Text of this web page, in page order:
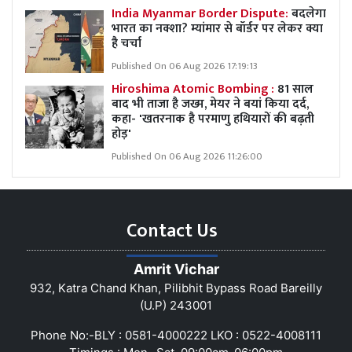
India Myanmar Border Dispute:बदलेगा
भारत का नक्शा? म्यांमार से बॉर्डर पर लेकर क्या
है चर्चा
Published On 06 Aug 2026 17:19:13
Hiroshima Atomic Bombing : 81 साल
बाद भी ताजा है जख्म, मेयर ने बयां किया दर्द,
कहा- 'खतरनाक है परमाणु हथियारों की बढ़ती
होड़'
Published On 06 Aug 2026 11:26:00
Contact Us
Amrit Vichar
932, Katra Chand Khan, Pilibhit Bypass Road Bareilly
(U.P) 243001
Phone No:-BLY : 0581-4000222 LKO : 0522-4008111